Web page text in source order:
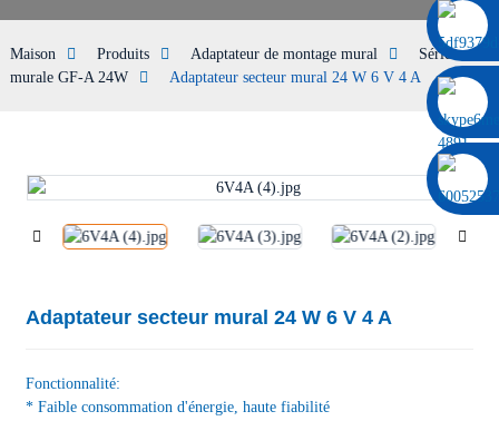
0086 13322920697
Maison Produits Adaptateur de montage mural
Série
murale GF-A 24W
Adaptateur secteur mural 24 W 6 V 4 A
Adaptateur secteur mural 24 W 6 V 4 A
Fonctionnalité:
* Faible consommation d'énergie, haute fiabilité